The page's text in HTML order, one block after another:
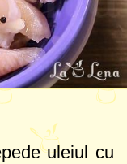
uleiul cu